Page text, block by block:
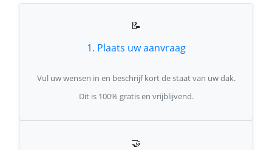
📝
1. Plaats uw aanvraag
Vul uw wensen in en beschrijf kort de staat van uw dak.
Dit is 100% gratis en vrijblijvend.
🤝